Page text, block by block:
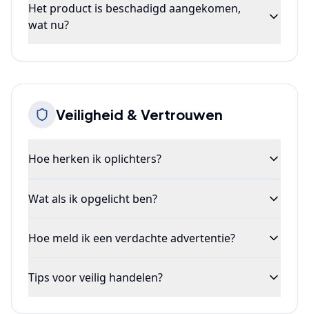
Het product is beschadigd aangekomen,
wat nu?
Veiligheid & Vertrouwen
Hoe herken ik oplichters?
Wat als ik opgelicht ben?
Hoe meld ik een verdachte advertentie?
Tips voor veilig handelen?